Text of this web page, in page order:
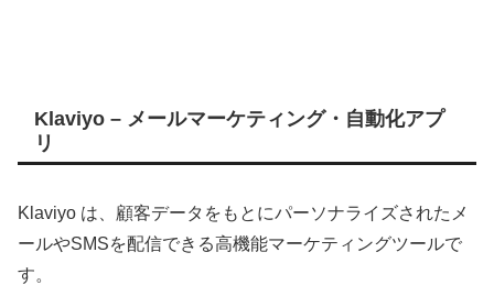
作
成
用
P
s
の
Klaviyo – メールマーケティング・自動化アプ
リ
Klaviyo は、顧客データをもとにパーソナライズされたメ
ールやSMSを配信できる高機能マーケティングツールで
す。